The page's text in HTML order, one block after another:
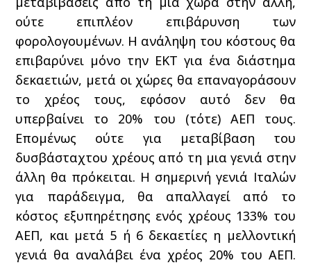
ούτε επιπλέον επιβάρυνση των
φορολογουμένων. Η ανάληψη του κόστους θα
επιβαρύνει μόνο την ΕΚΤ για ένα διάστημα
δεκαετιών, μετά οι χώρες θα επαναγοράσουν
το χρέος τους, εφόσον αυτό δεν θα
υπερβαίνει το 20% του (τότε) ΑΕΠ τους.
Επομένως ούτε για μεταβίβαση του
δυσβάσταχτου χρέους από τη μια γενιά στην
άλλη θα πρόκειται. Η σημερινή γενιά Ιταλών
για παράδειγμα, θα απαλλαγεί από το
κόστος εξυπηρέτησης ενός χρέους 133% του
ΑΕΠ, και μετά 5 ή 6 δεκαετίες η μελλοντική
γενιά θα αναλάβει ένα χρέος 20% του ΑΕΠ.